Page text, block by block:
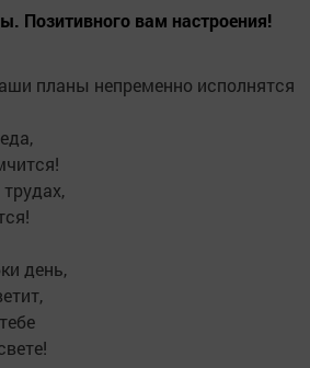
Позитивного вам настроения!
планы непременно исполнятся
день,